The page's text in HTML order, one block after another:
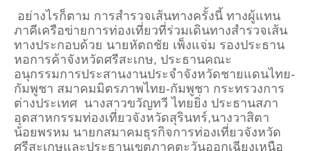
อย่างไรก็ตาม การสำรวจเส้นทางครั้งนี้ ทางผู้แทน
ภาคีเครือข่ายการท่องเที่ยวที่ร่วมเดินทางสำรวจเส้น
ทางประกอบด้วย นายหัตถชัย เพ็งแจ่ม รองประธาน
หอการค้าจังหวัดศรีสะเกษ, ประธานคณะ
อนุกรรมการประสานงานประจำจังหวัดชายแดนไทย-
กัมพูชา สมาคมมิตรภาพไทย-กัมพูชา กระทรวงการ
ต่างประเทศ นางสาวขวัญทวี ไทยยิ่ง ประธานสภา
อุตสาหกรรมท่องเที่ยวจังหวัดสุรินทร์,นางวาสิตา
น้อยพรหม นายกสมาคมธุรกิจการท่องเที่ยวจังหวัด
ศรีสะเกษและประธานเขตภาคตะวันออกเฉียงเหนือ